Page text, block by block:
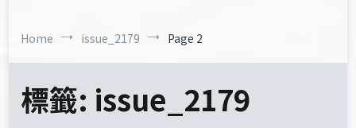
Home issue_2179 Page 2
標籤: issue_2179